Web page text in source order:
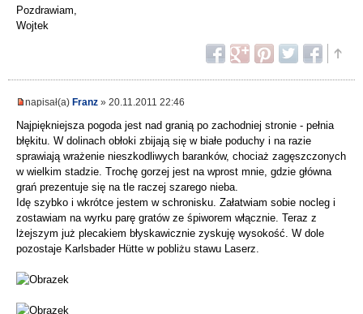
Pozdrawiam,
Wojtek
napisał(a) Franz » 20.11.2011 22:46
Najpiękniejsza pogoda jest nad granią po zachodniej stronie - pełnia
błękitu. W dolinach obłoki zbijają się w białe poduchy i na razie
sprawiają wrażenie nieszkodliwych baranków, chociaż zagęszczonych
w wielkim stadzie. Trochę gorzej jest na wprost mnie, gdzie główna
grań prezentuje się na tle raczej szarego nieba.
Idę szybko i wkrótce jestem w schronisku. Załatwiam sobie nocleg i
zostawiam na wyrku parę gratów ze śpiworem włącznie. Teraz z
lżejszym już plecakiem błyskawicznie zyskuję wysokość. W dole
pozostaje Karlsbader Hütte w pobliżu stawu Laserz.